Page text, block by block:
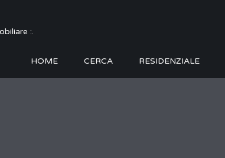
HOME CERCA RESIDENZIALE